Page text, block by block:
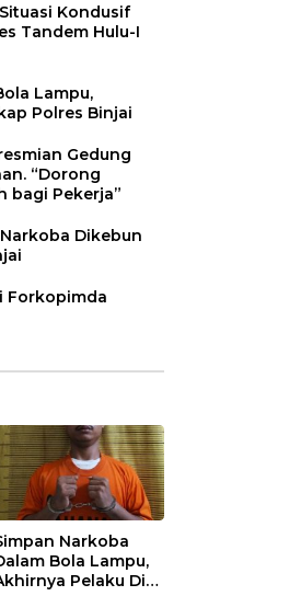
Kondusif
Tandem Hulu-I
Lampu,
Polres Binjai
Gedung
“Dorong
bagi Pekerja”
Dikebun
Forkopimda
Narkoba
Bola Lampu,
Pelaku Di